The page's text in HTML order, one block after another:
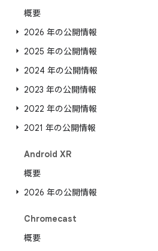
概要
2026 年の公開情報
2025 年の公開情報
2024 年の公開情報
2023 年の公開情報
2022 年の公開情報
2021 年の公開情報
Android XR
概要
2026 年の公開情報
Chromecast
概要